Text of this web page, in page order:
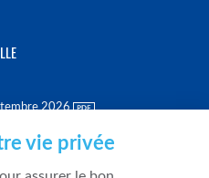
2026
vie privée